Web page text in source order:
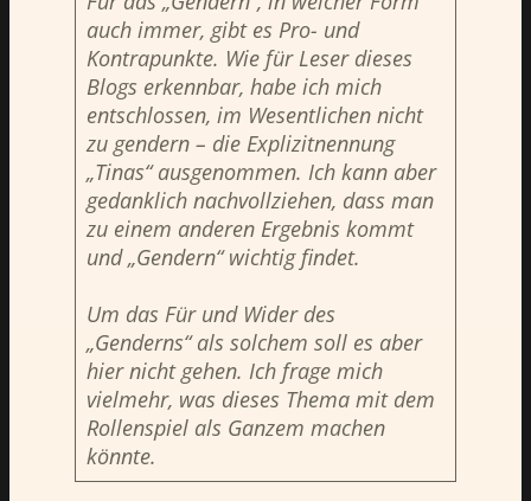
auch immer, gibt es Pro- und
Kontrapunkte. Wie für Leser dieses
Blogs erkennbar, habe ich mich
entschlossen, im Wesentlichen nicht
zu gendern – die Explizitnennung
„Tinas“ausgenommen. Ich kann aber
gedanklich nachvollziehen, dass man
zu einem anderen Ergebnis kommt
und „Gendern“ wichtig findet.
Um das Für und Wider des
„Genderns“ als solchem soll es aber
hier nicht gehen. Ich frage mich
vielmehr, was dieses Thema mit dem
Rollenspiel als Ganzem machen
könnte.